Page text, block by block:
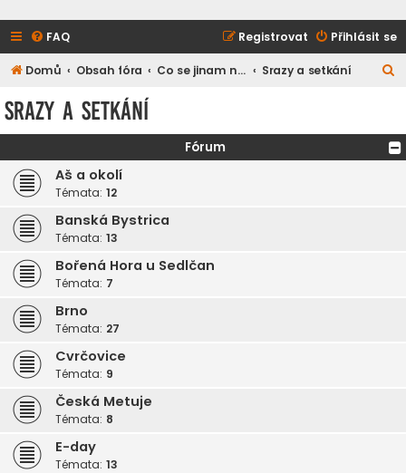
FAQ Přihlásit se
Registrovat
Domů Obsah fóra Co se jinam nevešlo Srazy a setkání
d
a
Srazy a setkání
Fórum
Aš a okolí
Témata: 12
Banská Bystrica
Témata: 13
Bořená Hora u Sedlčan
Témata: 7
Brno
Témata: 27
Cvrčovice
Témata: 9
Česká Metuje
Témata: 8
E-day
Témata: 13